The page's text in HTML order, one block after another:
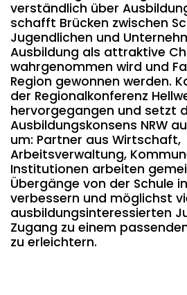
verständlich über
schafft Brücken zwischen
Jugendlichen und
Ausbildung als attraktive
wahrgenommen wird und
Region gewonnen werden.
der Regionalkonferenz
hervorgegangen und setzt
Ausbildungskonsens NRW
um: Partner aus Wirtschaft,
Arbeitsverwaltung,
Institutionen arbeiten
Übergänge von der Schule
verbessern und möglichst
ausbildungsinteressierten
Zugang zu einem
zu erleichtern.